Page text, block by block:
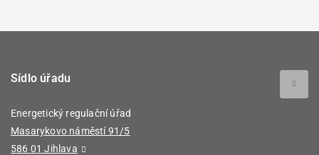
Sídlo úřadu
Energetický regulační úřad
Masarykovo náměstí 91/5
586 01 Jihlava